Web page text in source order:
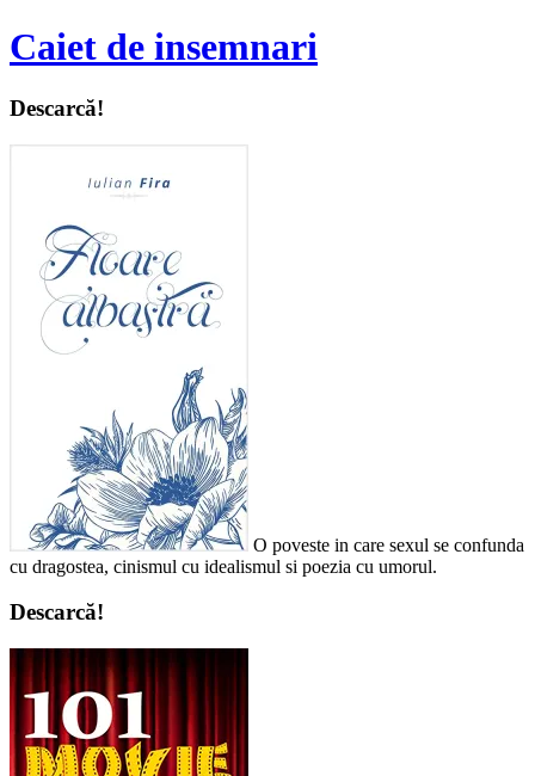
Caiet de insemnari
Descarcă!
O poveste in care sexul se confunda
cu dragostea, cinismul cu idealismul si poezia cu umorul.
Descarcă!